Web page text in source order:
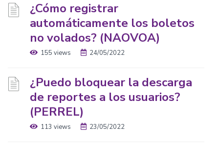
¿Cómo registrar
automáticamente los boletos
no volados? (NAOVOA)
155 views 24/05/2022
¿Puedo bloquear la descarga
de reportes a los usuarios?
(PERREL)
113 views 23/05/2022